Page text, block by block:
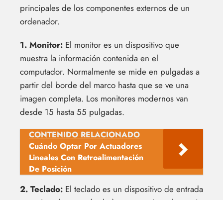
principales de los componentes externos de un
ordenador.
1. Monitor: El monitor es un dispositivo que
muestra la información contenida en el
computador. Normalmente se mide en pulgadas a
partir del borde del marco hasta que se ve una
imagen completa. Los monitores modernos van
desde 15 hasta 55 pulgadas.
CONTENIDO RELACIONADO
Cuándo Optar Por Actuadores
Lineales Con Retroalimentación
De Posición
2. Teclado: El teclado es un dispositivo de entrada